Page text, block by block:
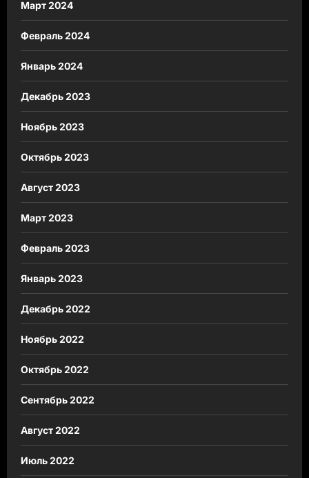
Март 2024
Февраль 2024
Январь 2024
Декабрь 2023
Ноябрь 2023
Октябрь 2023
Август 2023
Март 2023
Февраль 2023
Январь 2023
Декабрь 2022
Ноябрь 2022
Октябрь 2022
Сентябрь 2022
Август 2022
Июль 2022